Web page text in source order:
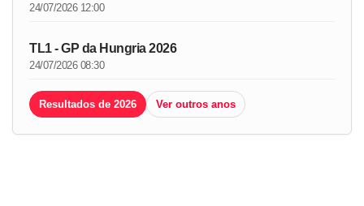
24/07/2026 12:00
TL1 - GP da Hungria 2026
24/07/2026 08:30
Resultados de 2026 Ver outros anos